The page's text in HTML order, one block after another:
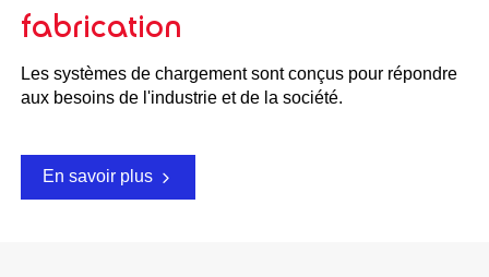
fabrication
Les systèmes de chargement sont conçus pour répondre
aux besoins de l'industrie et de la société.
En savoir plus